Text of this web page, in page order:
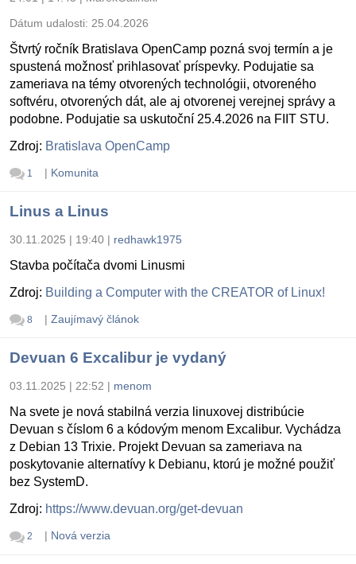
Dátum udalosti: 25.04.2026
Štvrtý ročník Bratislava OpenCamp pozná svoj termín a je
spustená možnosť prihlasovať príspevky. Podujatie sa
zameriava na témy otvorených technológii, otvoreného
softvéru, otvorených dát, ale aj otvorenej verejnej správy a
podobne. Podujatie sa uskutoční 25.4.2026 na FIIT STU.
Zdroj: Bratislava OpenCamp
1 | Komunita
Linus a Linus
30.11.2025 | 19:40 | redhawk1975
Stavba počítača dvomi Linusmi
Zdroj: Building a Computer with the CREATOR of Linux!
8 | Zaujímavý článok
Devuan 6 Excalibur je vydaný
03.11.2025 | 22:52 | menom
Na svete je nová stabilná verzia linuxovej distribúcie
Devuan s číslom 6 a kódovým menom Excalibur. Vychádza
z Debian 13 Trixie. Projekt Devuan sa zameriava na
poskytovanie alternatívy k Debianu, ktorú je možné použiť
bez SystemD.
Zdroj: https://www.devuan.org/get-devuan
2 | Nová verzia